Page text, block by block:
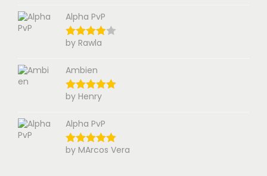
Alpha PvP
by Rawla
Ambien
by Henry
Alpha PvP
by MArcos Vera